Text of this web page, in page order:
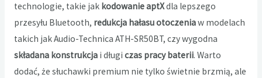
technologie, takie jak kodowanie aptXdla lepszego
przesyłu Bluetooth, redukcja hałasu otoczeniaw modelach
takich jak Audio-Technica ATH-SR50BT, czy wygodna
składana konstrukcjai długi czas pracy baterii. Warto
dodać, że słuchawki premium nie tylko świetnie brzmią, ale